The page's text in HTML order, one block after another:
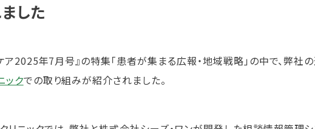
した
ア2025年7月号』の特集「患者が集まる広報・地域戦略」の中で、弊社
ックでの取り組みが紹介されました。